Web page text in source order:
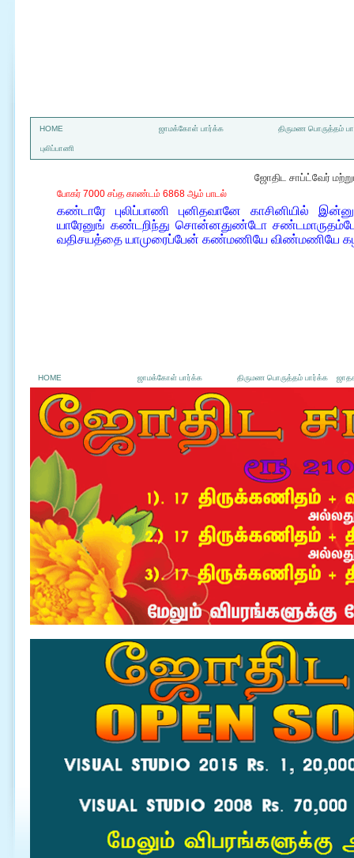
HOME ஜாமக்கோள் பார்க்க திருமண பொருத்தம்
புலிப்பாணி
ஜோதிட சாப்ட்வேர்
போகர் 7000 சப்த காண்டம் 6868 ஆம் பாடல்
கண்டாரே புலிப்பாணி புனிதவானே காசினியில்
யாரேனுங் கண்டறிந்து சொன்னதுண்டோ
வதிசயத்தை யாமுரைப்பேன் கண்மணியே விண்மணியே
HOME ஜாமக்கோள் பார்க்க திருமண பொருத்தம் பார்க்க